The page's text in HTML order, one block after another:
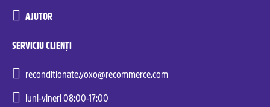
AJUTOR
SERVICIU CLIENȚI
reconditionate.yoxo@recommerce.com
luni-vineri 08:00-17:00